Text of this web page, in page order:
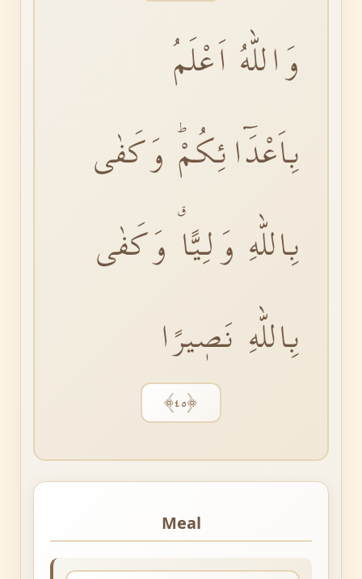
وَاللّٰهُ اَعْلَمُ
بِاَعْدَٓائِكُمْۜ وَكَفٰى
بِاللّٰهِ وَلِيًّاۗ وَكَفٰى
بِاللّٰهِ نَصٖيرًا
﴿٤٥﴾
Meal